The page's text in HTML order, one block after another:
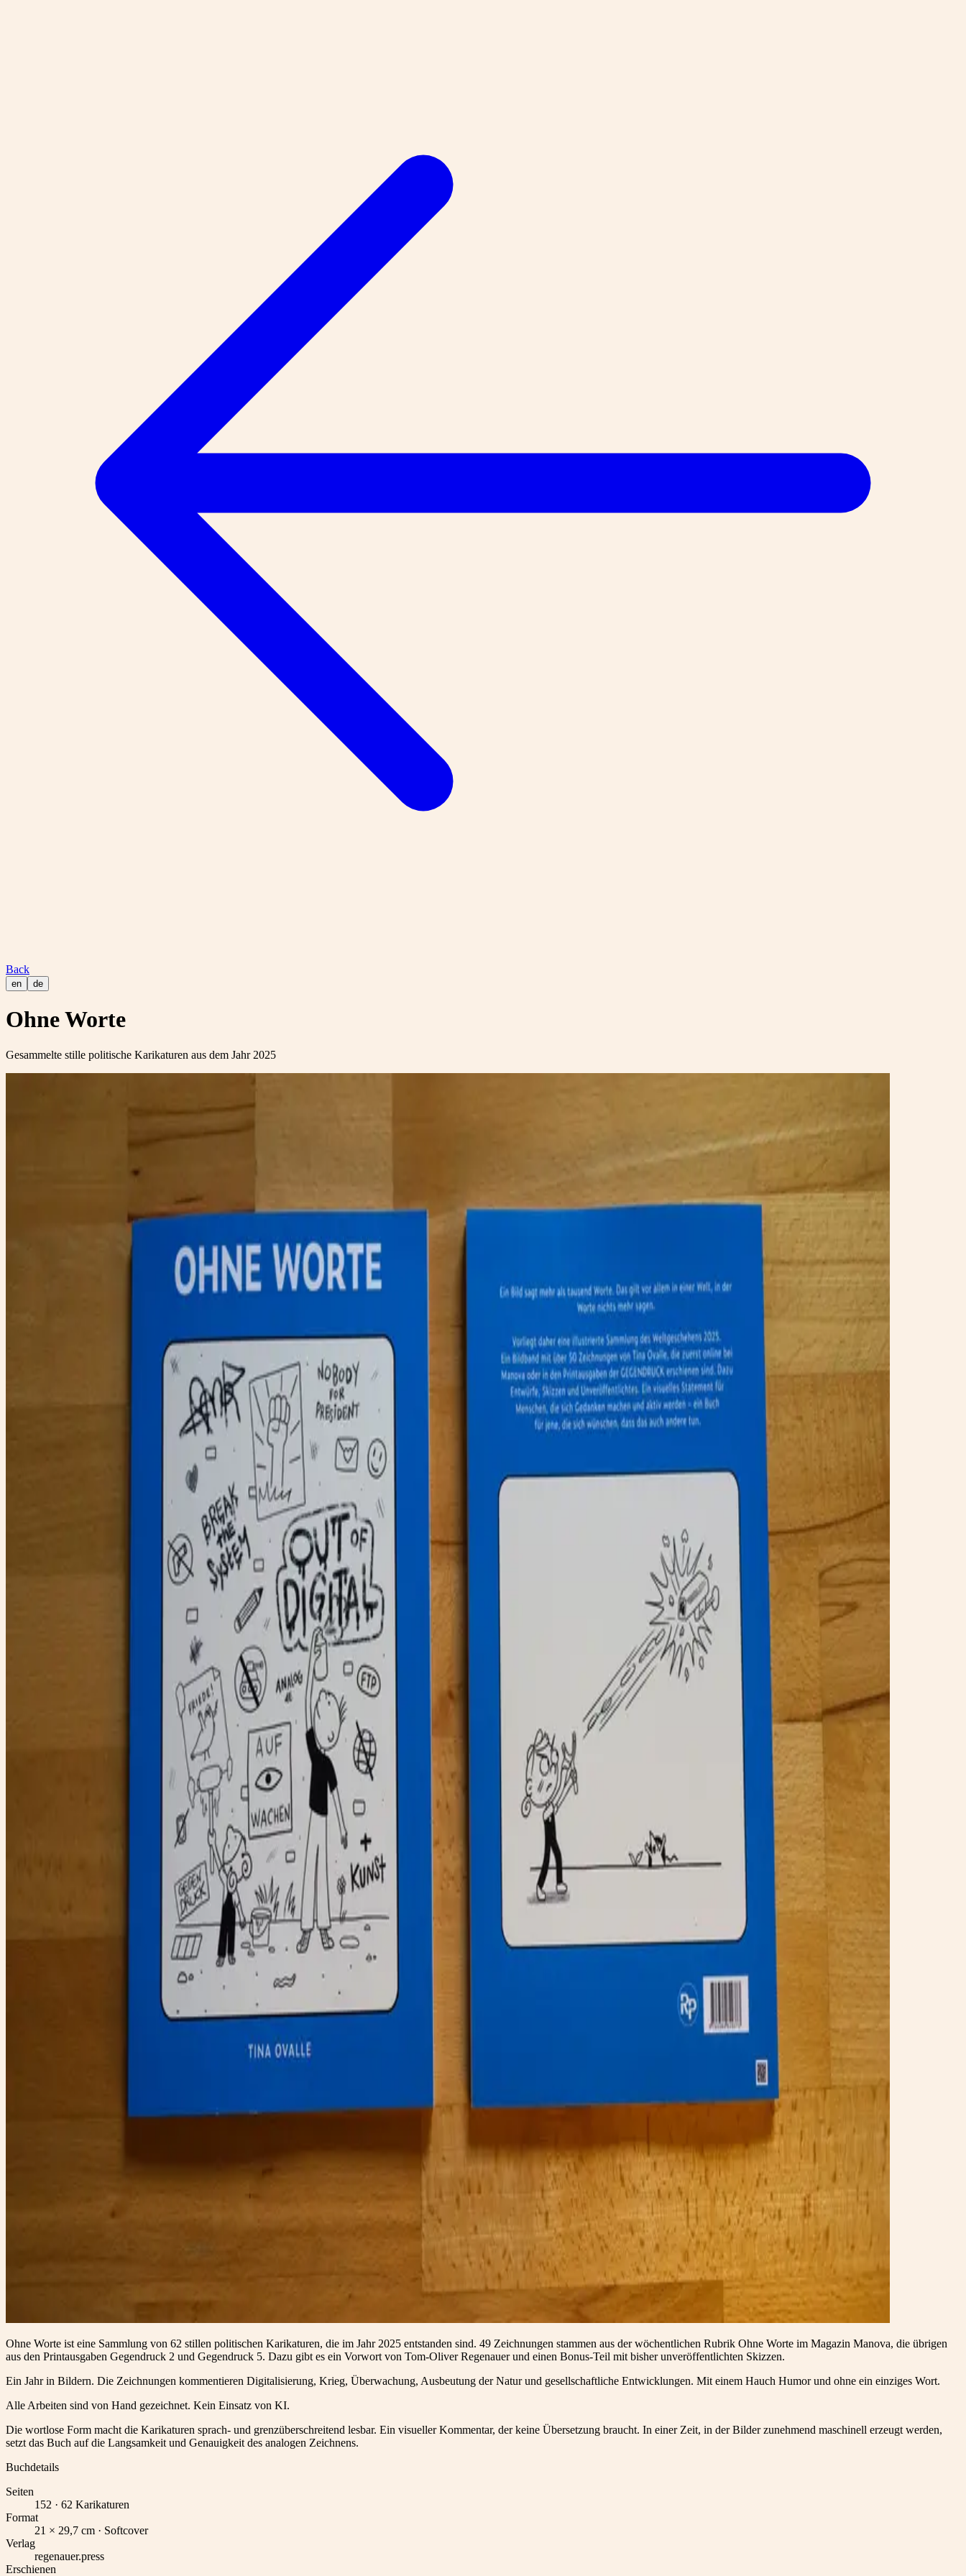
Back
en de
Ohne Worte
Gesammelte stille politische Karikaturen aus dem Jahr 2025
Ohne Worte ist eine Sammlung von 62 stillen politischen Karikaturen, die im Jahr 2025 entstanden sind. 49 Zeichnungen stammen aus der wöchentlichen Rubrik Ohne Worte im Magazin Manova, die übrigen
aus den Printausgaben Gegendruck 2 und Gegendruck 5. Dazu gibt es ein Vorwort von Tom-Oliver Regenauer und einen Bonus-Teil mit bisher unveröffentlichten Skizzen.
Ein Jahr in Bildern. Die Zeichnungen kommentieren Digitalisierung, Krieg, Überwachung, Ausbeutung der Natur und gesellschaftliche Entwicklungen. Mit einem Hauch Humor und ohne ein einziges Wort.
Alle Arbeiten sind von Hand gezeichnet. Kein Einsatz von KI.
Die wortlose Form macht die Karikaturen sprach- und grenzüberschreitend lesbar. Ein visueller Kommentar, der keine Übersetzung braucht. In einer Zeit, in der Bilder zunehmend maschinell erzeugt werden,
setzt das Buch auf die Langsamkeit und Genauigkeit des analogen Zeichnens.
Buchdetails
Seiten
152 · 62 Karikaturen
Format
21 × 29,7 cm · Softcover
Verlag
regenauer.press
Erschienen